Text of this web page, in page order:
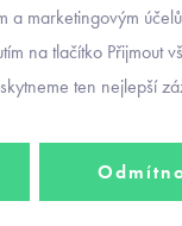
RDX
283
a marketingovým
na tlačítko Přijmout
ten nejlepší